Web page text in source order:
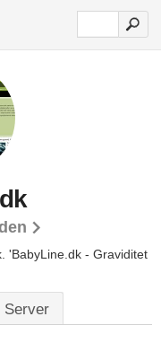
'BabyLine.dk - Graviditet
Server